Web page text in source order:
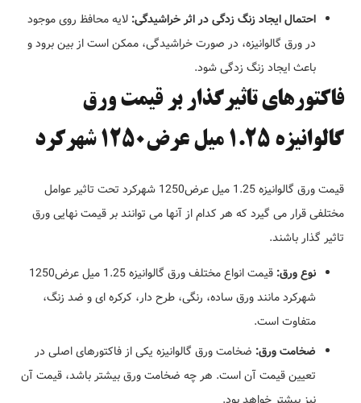
احتمال ایجاد زنگ زدگی در اثر خراشیدگی: لایه محافظ روی موجود
در ورق گالوانیزه، در صورت خراشیدگی، ممکن است از بین برود و
باعث ایجاد زنگ زدگی شود.
فاکتورهای تاثیرگذار بر قیمت ورق
گالوانیزه 1.25 میل عرض1250 شهرکرد
قیمت ورق گالوانیزه 1.25 میل عرض1250 شهرکرد تحت تاثیر عوامل
مختلفی قرار می گیرد که هر کدام از آنها می توانند بر قیمت نهایی ورق
تاثیر گذار باشند.
نوع ورق:
قیمت انواع مختلف ورق گالوانیزه 1.25 میل عرض1250
شهرکرد مانند ورق ساده، رنگی، طرح دار، کرکره ای و ضد زنگ،
متفاوت است.
ضخامت ورق: ضخامت ورق گالوانیزه یکی از فاکتورهای اصلی در
تعیین قیمت آن است. هر چه ضخامت ورق بیشتر باشد، قیمت آن